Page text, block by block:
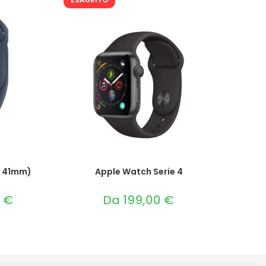
€Il
prezzo
Apple Watch Serie 4
Da 199,00 €